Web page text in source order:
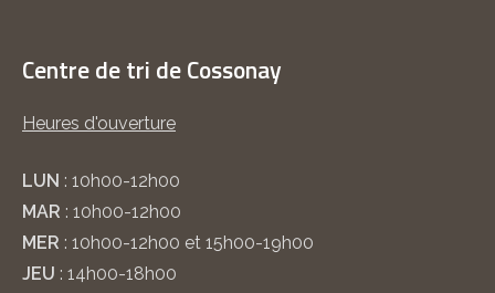
Centre de tri de Cossonay
Heures d'ouverture
LUN : 10h00-12h00
MAR : 10h00-12h00
MER : 10h00-12h00 et 15h00-19h00
JEU : 14h00-18h00